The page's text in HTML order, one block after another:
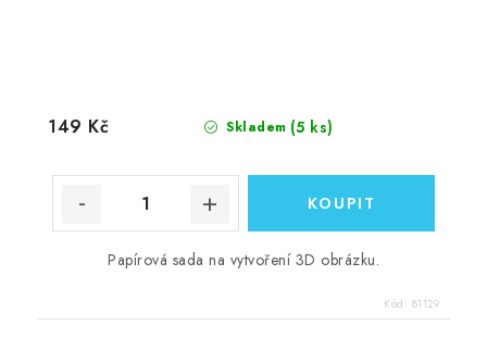
Skladem (5 ks)
149 Kč
Papírová sada na vytvoření 3D obrázku.
Kód: 81129